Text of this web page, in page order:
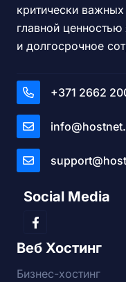
критически
главной ценностью
и долгосрочное
+371 2662
Social Media
Веб Хостинг
Бизнес-хостинг